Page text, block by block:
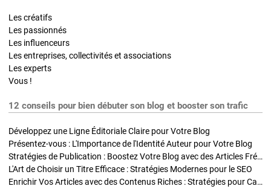
Les créatifs
Les passionnés
Les influenceurs
Les entreprises, collectivités et associations
Les experts
Vous !
12 conseils pour bien débuter son blog et booster son trafic
Développez une Ligne Éditoriale Claire pour Votre Blog
Présentez-vous : L'Importance de l'Identité Auteur pour Votre Blog
Stratégies de Publication : Boostez Votre Blog avec des Articles Fréquents et Exclusifs
L'Art de Choisir un Titre Efficace : Stratégies Modernes pour le SEO
Enrichir Vos Articles avec des Contenus Riches : Stratégies pour Captiver et Optimiser